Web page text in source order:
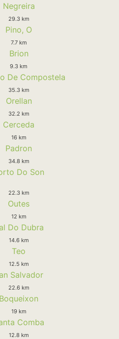
Negreira
29.3 km
Pino, O
7.7 km
Brion
9.3 km
De Compostela
35.3 km
Orellan
32.2 km
Cerceda
16 km
Padron
34.8 km
Do Son
22.3 km
Outes
12 km
Do Dubra
14.6 km
Teo
12.5 km
Salvador
22.6 km
Boqueixon
19 km
Comba
12.8 km